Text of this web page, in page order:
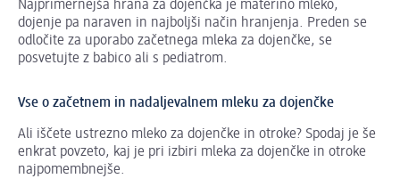
Najprimernejša hrana za dojenčka je materino mleko,
dojenje pa naraven in najboljši način hranjenja. Preden se
odločite za uporabo začetnega mleka za dojenčke, se
posvetujte z babico ali s pediatrom.
Vse o začetnem in nadaljevalnem mleku za dojenčke
Ali iščete ustrezno mleko za dojenčke in otroke? Spodaj je še
enkrat povzeto, kaj je pri izbiri mleka za dojenčke in otroke
najpomembnejše.